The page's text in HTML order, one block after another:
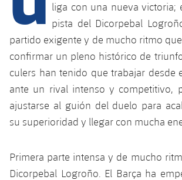
plusicon
más
Instalaciones
Spotify Camp Nou
Estadi Johan Cruyff
liga con una nueva victoria;
pista del Dicorpebal
partido exigente y de mucho ritmo
confirmar un pleno histórico de
culers han tenido que trabajar desde
ante un rival intenso y competitivo,
ajustarse al guión del duelo para
su superioridad y llegar con mucha
Primera parte intensa y de mucho
Dicorpebal Logroño. El Barça ha